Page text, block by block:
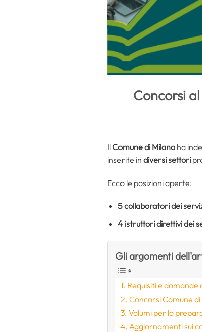
Concorsi
Il Comune di Milano ha
inserite in diversi settori
Ecco le posizioni aperte:
5collaboratori dei
4 istruttori direttivi dei
Gli argomenti
Requisiti e
Concorsi Comune di
Volumi per la
Aggiornamenti sui